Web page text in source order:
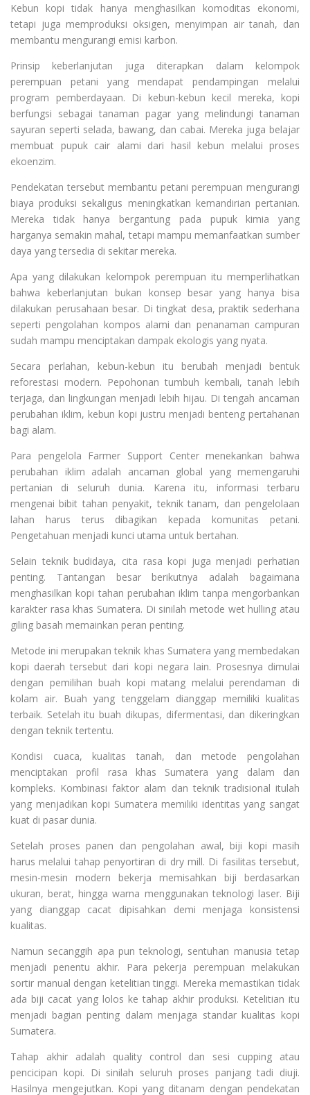
Kebun kopi tidak hanya menghasilkan komoditas ekonomi,
tetapi juga memproduksi oksigen, menyimpan air tanah, dan
membantu mengurangi emisi karbon.
Prinsip keberlanjutan juga diterapkan dalam kelompok
perempuan petani yang mendapat pendampingan melalui
program pemberdayaan. Di kebun-kebun kecil mereka, kopi
berfungsi sebagai tanaman pagar yang melindungi tanaman
sayuran seperti selada, bawang, dan cabai. Mereka juga belajar
membuat pupuk cair alami dari hasil kebun melalui proses
ekoenzim.
Pendekatan tersebut membantu petani perempuan mengurangi
biaya produksi sekaligus meningkatkan kemandirian pertanian.
Mereka tidak hanya bergantung pada pupuk kimia yang
harganya semakin mahal, tetapi mampu memanfaatkan sumber
daya yang tersedia di sekitar mereka.
Apa yang dilakukan kelompok perempuan itu memperlihatkan
bahwa keberlanjutan bukan konsep besar yang hanya bisa
dilakukan perusahaan besar. Di tingkat desa, praktik sederhana
seperti pengolahan kompos alami dan penanaman campuran
sudah mampu menciptakan dampak ekologis yang nyata.
Secara perlahan, kebun-kebun itu berubah menjadi bentuk
reforestasi modern. Pepohonan tumbuh kembali, tanah lebih
terjaga, dan lingkungan menjadi lebih hijau. Di tengah ancaman
perubahan iklim, kebun kopi justru menjadi benteng pertahanan
bagi alam.
Para pengelola Farmer Support Center menekankan bahwa
perubahan iklim adalah ancaman global yang memengaruhi
pertanian di seluruh dunia. Karena itu, informasi terbaru
mengenai bibit tahan penyakit, teknik tanam, dan pengelolaan
lahan harus terus dibagikan kepada komunitas petani.
Pengetahuan menjadi kunci utama untuk bertahan.
Selain teknik budidaya, cita rasa kopi juga menjadi perhatian
penting. Tantangan besar berikutnya adalah bagaimana
menghasilkan kopi tahan perubahan iklim tanpa mengorbankan
karakter rasa khas Sumatera. Di sinilah metode wet hulling atau
giling basah memainkan peran penting.
Metode ini merupakan teknik khas Sumatera yang membedakan
kopi daerah tersebut dari kopi negara lain. Prosesnya dimulai
dengan pemilihan buah kopi matang melalui perendaman di
kolam air. Buah yang tenggelam dianggap memiliki kualitas
terbaik. Setelah itu buah dikupas, difermentasi, dan dikeringkan
dengan teknik tertentu.
Kondisi cuaca, kualitas tanah, dan metode pengolahan
menciptakan profil rasa khas Sumatera yang dalam dan
kompleks. Kombinasi faktor alam dan teknik tradisional itulah
yang menjadikan kopi Sumatera memiliki identitas yang sangat
kuat di pasar dunia.
Setelah proses panen dan pengolahan awal, biji kopi masih
harus melalui tahap penyortiran di dry mill. Di fasilitas tersebut,
mesin-mesin modern bekerja memisahkan biji berdasarkan
ukuran, berat, hingga warna menggunakan teknologi laser. Biji
yang dianggap cacat dipisahkan demi menjaga konsistensi
kualitas.
Namun secanggih apa pun teknologi, sentuhan manusia tetap
menjadi penentu akhir. Para pekerja perempuan melakukan
sortir manual dengan ketelitian tinggi. Mereka memastikan tidak
ada biji cacat yang lolos ke tahap akhir produksi. Ketelitian itu
menjadi bagian penting dalam menjaga standar kualitas kopi
Sumatera.
Tahap akhir adalah quality control dan sesi cupping atau
pencicipan kopi. Di sinilah seluruh proses panjang tadi diuji.
Hasilnya mengejutkan. Kopi yang ditanam dengan pendekatan